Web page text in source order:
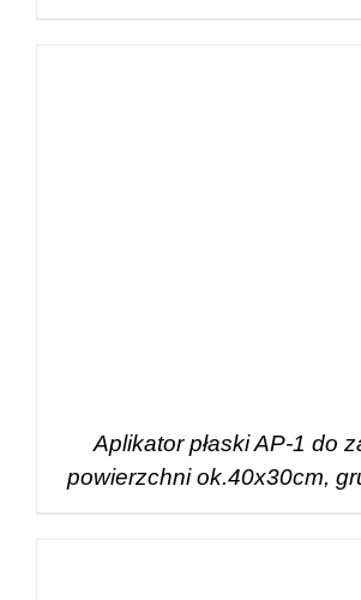
Aplikator płaski AP-1 do
powierzchni ok.40x30cm,